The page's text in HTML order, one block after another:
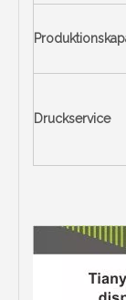
Druckservice